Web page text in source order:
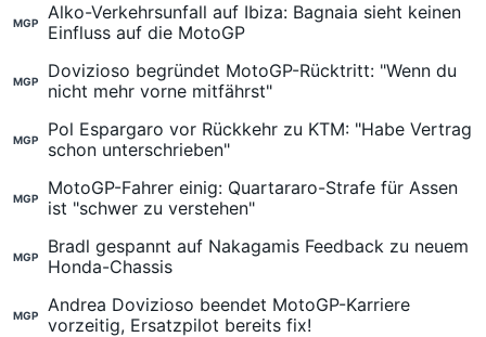
MGP
Alko-Verkehrsunfall auf Ibiza: Bagnaia sieht keinen
Einfluss auf die MotoGP
MGP
Dovizioso begründet MotoGP-Rücktritt: "Wenn du
nicht mehr vorne mitfährst"
MGP
Pol Espargaro vor Rückkehr zu KTM: "Habe Vertrag
schon unterschrieben"
MGP
MotoGP-Fahrer einig: Quartararo-Strafe für Assen
ist "schwer zu verstehen"
MGP
Bradl gespannt auf Nakagamis Feedback zu neuem
Honda-Chassis
MGP
Andrea Dovizioso beendet MotoGP-Karriere
vorzeitig, Ersatzpilot bereits fix!